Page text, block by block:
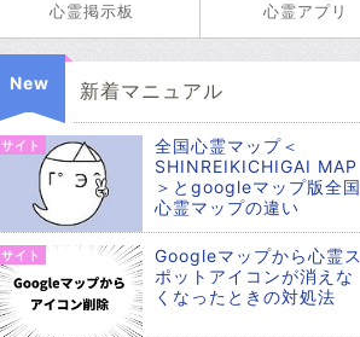
心霊掲示板 心霊アプリ
New 新着マニュアル
サイト
全国心霊マップ＜
SHINREIKICHIGAI MAP
＞とgoogleマップ版全国
心霊マップの違い
サイト
Googleマップから心霊ス
ポットアイコンが消えな
くなったときの対処法